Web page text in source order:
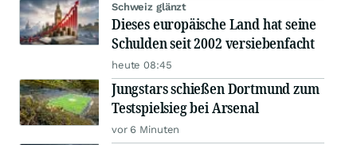
Schweiz glänzt
Dieses europäische Land hat seine
Schulden seit 2002 versiebenfacht
heute 08:45
Jungstars schießen Dortmund zum
Testspielsieg bei Arsenal
vor 6 Minuten